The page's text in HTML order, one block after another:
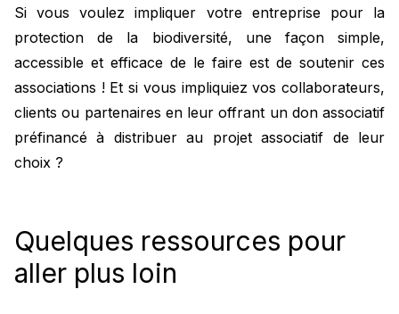
Si vous voulez impliquer votre entreprise pour la
protection de la biodiversité, une façon simple,
accessible et efficace de le faire est de soutenir ces
associations ! Et si vous impliquiez vos collaborateurs,
clients ou partenaires en leur offrant un don associatif
préfinancé à distribuer au projet associatif de leur
choix ?
Quelques ressources pour
aller plus loin